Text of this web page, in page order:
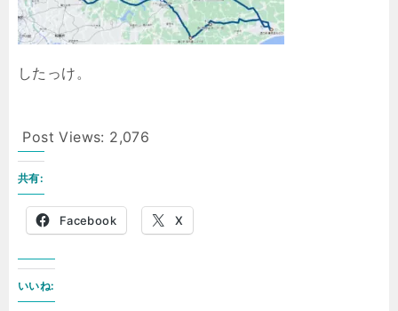
したっけ。
Post Views: 2,076
共有:
Facebook X
いいね: